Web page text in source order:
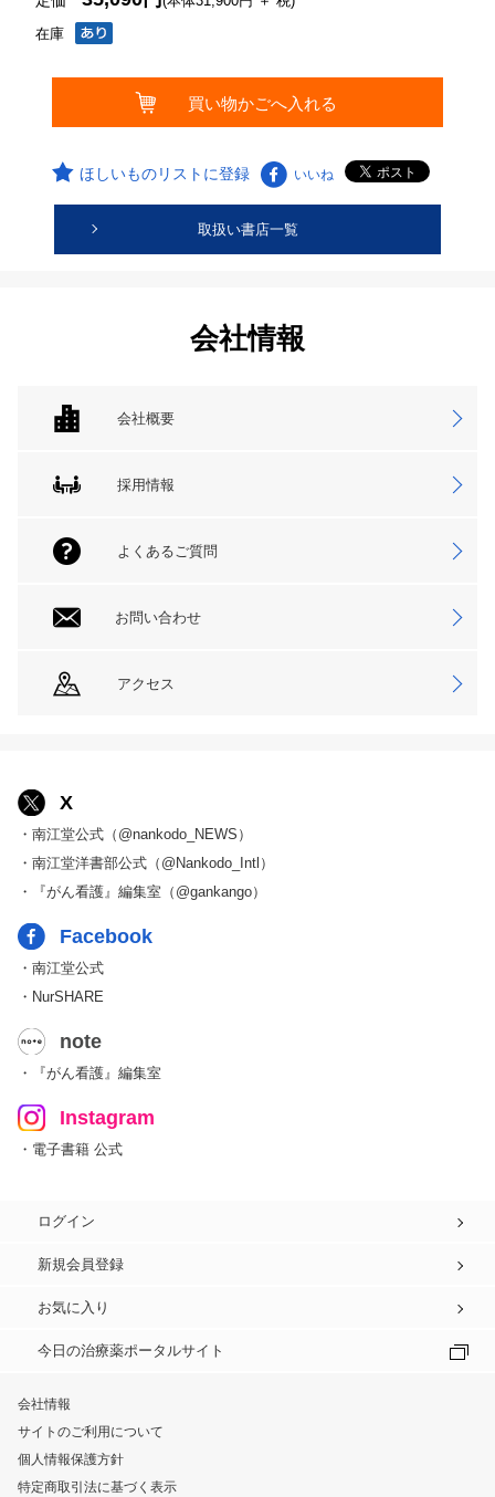
在庫
ほしいものリストに登録 いいね
取扱い書店一覧
会社情報
会社概要
採用情報
よくあるご質問
お問い合わせ
アクセス
X
・南江堂公式（@nankodo_NEWS）
・南江堂洋書部公式（@Nankodo_Intl）
・『がん看護』編集室（@gankango）
Facebook
・南江堂公式
・NurSHARE
note
・『がん看護』編集室
Instagram
・電子書籍 公式
ログイン
新規会員登録
お気に入り
今日の治療薬ポータルサイト
会社情報
サイトのご利用について
個人情報保護方針
特定商取引法に基づく表示